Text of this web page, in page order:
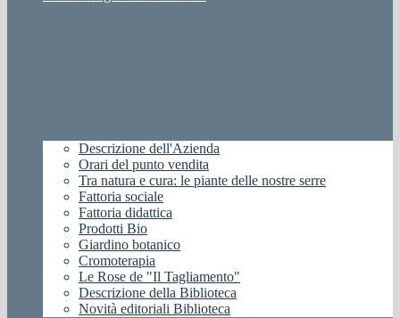
Descrizione dell'Azienda
Orari del punto vendita
Tra natura e cura: le piante delle nostre serre
Fattoria sociale
Fattoria didattica
Prodotti Bio
Giardino botanico
Cromoterapia
Le Rose de "Il Tagliamento"
Descrizione della Biblioteca
Novità editoriali Biblioteca